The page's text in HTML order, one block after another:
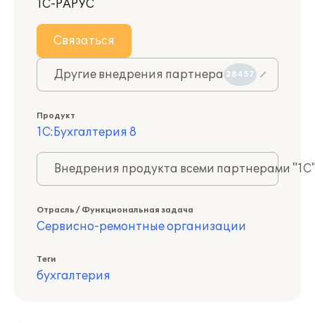
1С-РАРУС
Связаться
Другие внедрения партнера 28457
Продукт
1С:Бухгалтерия 8
Внедрения продукта всеми партнерами
Отрасль / Функциональная задача
Сервисно-ремонтные организации
Теги
бухгалтерия